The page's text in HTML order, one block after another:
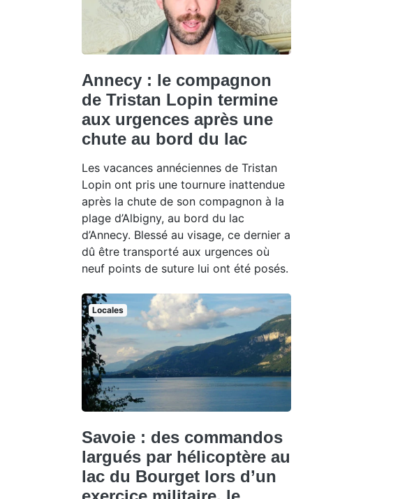
Annecy : le compagnon
de Tristan Lopin termine
aux urgences après une
chute au bord du lac
Les vacances annéciennes de Tristan
Lopin ont pris une tournure inattendue
après la chute de son compagnon à la
plage d’Albigny, au bord du lac
d’Annecy. Blessé au visage, ce dernier a
dû être transporté aux urgences où
neuf points de suture lui ont été posés.
Locales
Savoie : des commandos
largués par hélicoptère au
lac du Bourget lors d’un